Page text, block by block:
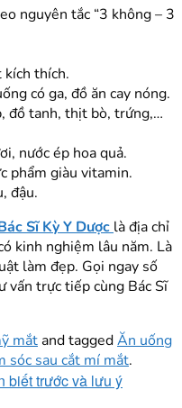
nguyên tắc “3 không – 3
kích thích.
có ga, đồ ăn cay nóng.
đồ tanh, thịt bò, trứng,…
nước ép hoa quả.
phẩm giàu vitamin.
đậu.
Sĩ Kỳ Y Dược là địa chỉ
kinh nghiệm lâu năm. Là
làm đẹp. Gọi ngay số
trực tiếp cùng Bác Sĩ
mắtand taggedĂn uống
sóc sau cắt mí mắt.
biết trước và lưu ý